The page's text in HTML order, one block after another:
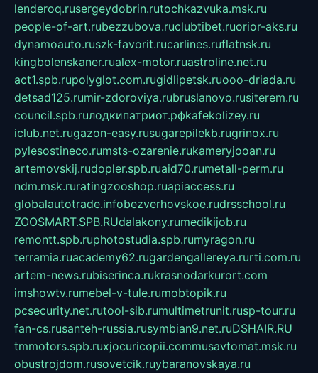
lenderoq.rusergeydobrin.rutochkazvuka.msk.ru
people-of-art.rubezzubova.ruclubtibet.ruorior-aks.ru
dynamoauto.ruszk-favorit.rucarlines.ruflatnsk.ru
kingbolenskaner.rualex-motor.ruastroline.net.ru
act1.spb.rupolyglot.com.rugidlipetsk.ruooo-driada.ru
detsad125.rumir-zdoroviya.rubruslanovo.rusiterem.ru
council.spb.ruлодкипатриот.рфkafekolizey.ru
iclub.net.rugazon-easy.rusugarepilekb.rugrinox.ru
pylesostineco.rumsts-ozarenie.rukameryjooan.ru
artemovskij.rudopler.spb.ruaid70.rumetall-perm.ru
ndm.msk.ruratingzooshop.ruapiaccess.ru
globalautotrade.infobezverhovskoe.rudrsschool.ru
ZOOSMART.SPB.RUdalakony.rumedikijob.ru
remontt.spb.ruphotostudia.spb.rumyragon.ru
terramia.ruacademy62.rugardengallereya.rurti.com.ru
artem-news.rubiserinca.rukrasnodarkurort.com
imshowtv.rumebel-v-tule.rumobtopik.ru
pcsecurity.net.rutool-sib.rumultimetrunit.rusp-tour.ru
fan-cs.rusanteh-russia.rusymbian9.net.ruDSHAIR.RU
tmmotors.spb.ruxjocuricopii.commusavtomat.msk.ru
obustrojdom.rusovetcik.ruybaranovskaya.ru